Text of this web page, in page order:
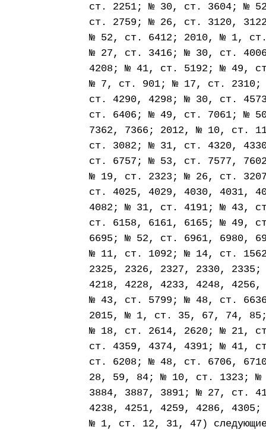
ст. 2251; № 30, ст. 3604; №
ст. 2759; № 26, ст. 3120,
№ 52, ст. 6412; 2010, № 1,
№ 27, ст. 3416; № 30, ст.
4208; № 41, ст. 5192; № 49,
№ 7, ст. 901; № 17, ст.
ст. 4290, 4298; № 30, ст.
ст. 6406; № 49, ст. 7061; №
7362, 7366; 2012, № 10, ст.
ст. 3082; № 31, ст. 4320,
ст. 6757; № 53, ст. 7577,
№ 19, ст. 2323; № 26, ст.
ст. 4025, 4029, 4030, 4031,
4082; № 31, ст. 4191; № 43,
ст. 6158, 6161, 6165; № 49,
6695; № 52, ст. 6961, 6980,
№ 11, ст. 1092; № 14, ст.
2325, 2326, 2327, 2330,
4218, 4228, 4233, 4248,
№ 43, ст. 5799; № 48, ст.
2015, № 1, ст. 35, 67, 74,
№ 18, ст. 2614, 2620; № 21,
ст. 4359, 4374, 4391; № 41,
ст. 6208; № 48, ст. 6706,
28, 59, 84; № 10, ст. 1323; №
3884, 3887, 3891; № 27, ст.
4238, 4251, 4259, 4286,
№ 1, ст. 12, 31, 47) следующие